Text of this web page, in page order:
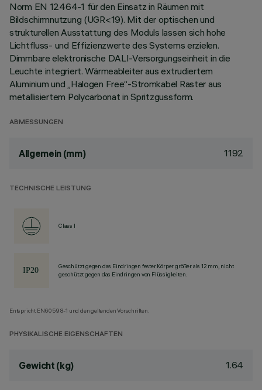
Norm EN 12464-1 für den Einsatz in Räumen mit
Bildschirmnutzung (UGR<19). Mit der optischen und
strukturellen Ausstattung des Moduls lassen sich hohe
Lichtfluss- und Effizienzwerte des Systems erzielen.
Dimmbare elektronische DALI-Versorgungseinheit in die
Leuchte integriert. Wärmeableiter aus extrudiertem
Aluminium und „Halogen Free“-Stromkabel Raster aus
metallisiertem Polycarbonat in Spritzgussform.
ABMESSUNGEN
Allgemein (mm) 1192
TECHNISCHE LEISTUNG
Class I
Geschützt gegen das Eindringen fester Körper größer als 12 mm, nicht
geschützt gegen das Eindringen von Flüssigkeiten.
Entspricht EN60598-1 und den geltenden Vorschriften.
PHYSIKALISCHE EIGENSCHAFTEN
Gewicht (kg) 1.64